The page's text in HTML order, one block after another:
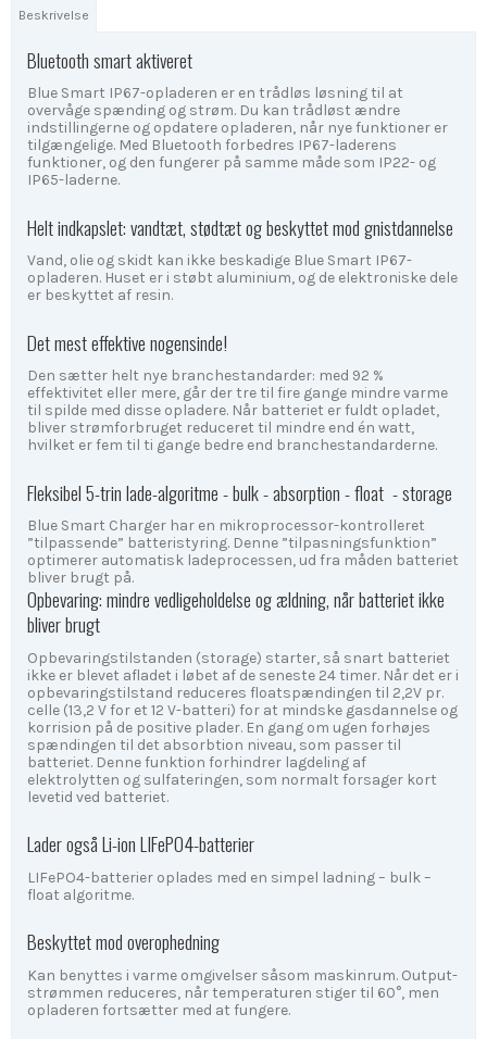
Beskrivelse
Bluetooth smart aktiveret
Blue Smart IP67-opladeren er en trådløs løsning til at
overvåge spænding og strøm. Du kan trådløst ændre
indstillingerne og opdatere opladeren, når nye funktioner er
tilgængelige. Med Bluetooth forbedres IP67-laderens
funktioner, og den fungerer på samme måde som IP22- og
IP65-laderne.
Helt indkapslet: vandtæt, stødtæt og beskyttet mod gnistdannelse
Vand, olie og skidt kan ikke beskadige Blue Smart IP67-
opladeren. Huset er i støbt aluminium, og de elektroniske dele
er beskyttet af resin.
Det mest effektive nogensinde!
Den sætter helt nye branchestandarder: med 92 %
effektivitet eller mere, går der tre til fire gange mindre varme
til spilde med disse opladere. Når batteriet er fuldt opladet,
bliver strømforbruget reduceret til mindre end én watt,
hvilket er fem til ti gange bedre end branchestandarderne.
Fleksibel 5-trin lade-algoritme - bulk - absorption - float - storage
Blue Smart Charger har en mikroprocessor-kontrolleret
”tilpassende” batteristyring. Denne ”tilpasningsfunktion”
optimerer automatisk ladeprocessen, ud fra måden batteriet
bliver brugt på.
Opbevaring: mindre vedligeholdelse og ældning, når batteriet ikke
bliver brugt
Opbevaringstilstanden (storage) starter, så snart batteriet
ikke er blevet afladet i løbet af de seneste 24 timer. Når det er i
opbevaringstilstand reduceres floatspændingen til 2,2V pr.
celle (13,2 V for et 12 V-batteri) for at mindske gasdannelse og
korrision på de positive plader. En gang om ugen forhøjes
spændingen til det absorbtion niveau, som passer til
batteriet. Denne funktion forhindrer lagdeling af
elektrolytten og sulfateringen, som normalt forsager kort
levetid ved batteriet.
Lader også Li-ion LIFePO4-batterier
LIFePO4-batterier oplades med en simpel ladning – bulk –
float algoritme.
Beskyttet mod overophedning
Kan benyttes i varme omgivelser såsom maskinrum. Output-
strømmen reduceres, når temperaturen stiger til 60°, men
opladeren fortsætter med at fungere.